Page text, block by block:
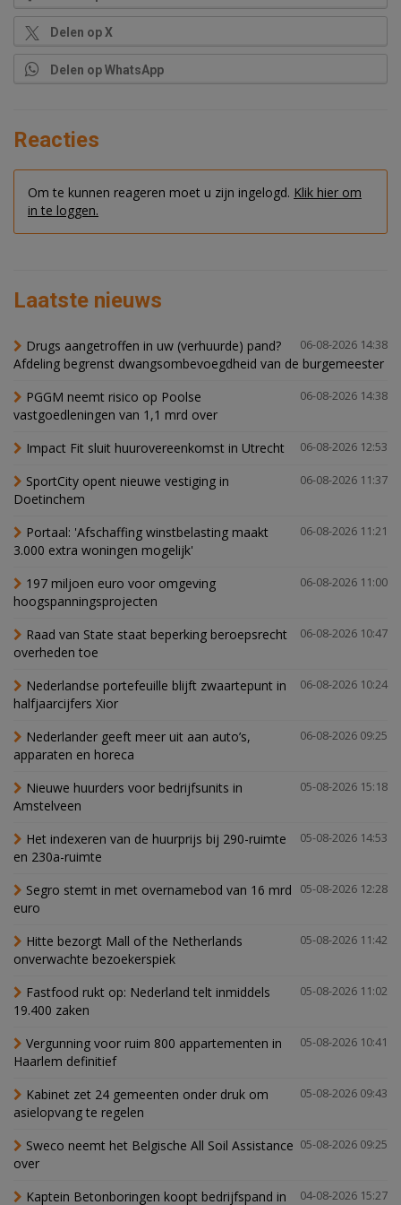
Delen op X
Delen op WhatsApp
Reacties
Om te kunnen reageren moet u zijn ingelogd. Klik hier om
in te loggen.
Laatste nieuws
06-08-2026 14:38
Drugs aangetroffen in uw (verhuurde) pand?
Afdeling begrenst dwangsombevoegdheid van de burgemeester
06-08-2026 14:38
PGGM neemt risico op Poolse
vastgoedleningen van 1,1 mrd over
06-08-2026 12:53
Impact Fit sluit huurovereenkomst in Utrecht
06-08-2026 11:37
SportCity opent nieuwe vestiging in
Doetinchem
06-08-2026 11:21
Portaal: 'Afschaffing winstbelasting maakt
3.000 extra woningen mogelijk'
06-08-2026 11:00
197 miljoen euro voor omgeving
hoogspanningsprojecten
06-08-2026 10:47
Raad van State staat beperking beroepsrecht
overheden toe
06-08-2026 10:24
Nederlandse portefeuille blijft zwaartepunt in
halfjaarcijfers Xior
06-08-2026 09:25
Nederlander geeft meer uit aan auto’s,
apparaten en horeca
05-08-2026 15:18
Nieuwe huurders voor bedrijfsunits in
Amstelveen
05-08-2026 14:53
Het indexeren van de huurprijs bij 290-ruimte
en 230a-ruimte
05-08-2026 12:28
Segro stemt in met overnamebod van 16 mrd
euro
05-08-2026 11:42
Hitte bezorgt Mall of the Netherlands
onverwachte bezoekerspiek
05-08-2026 11:02
Fastfood rukt op: Nederland telt inmiddels
19.400 zaken
05-08-2026 10:41
Vergunning voor ruim 800 appartementen in
Haarlem definitief
05-08-2026 09:43
Kabinet zet 24 gemeenten onder druk om
asielopvang te regelen
05-08-2026 09:25
Sweco neemt het Belgische All Soil Assistance
over
04-08-2026 15:27
Kaptein Betonboringen koopt bedrijfspand in